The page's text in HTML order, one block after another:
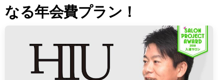
なる年会費プラン！